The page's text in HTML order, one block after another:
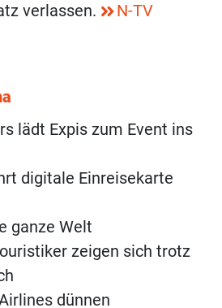
verlassen.
N-TV
lädt Expis zum Event ins
digitale Einreisekarte
ganze Welt
zeigen sich trotz
dünnen